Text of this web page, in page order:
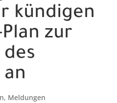
kündigen
zur
, Meldungen